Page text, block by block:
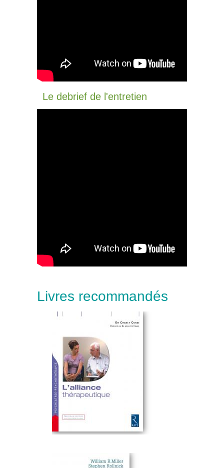
Le debrief de l'entretien
Livres recommandés